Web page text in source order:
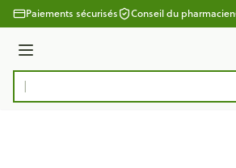
Aller au contenu
Paiements sécurisés Conseil du pharmacien
Menu
Rechercher